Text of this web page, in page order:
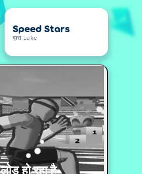
Speed Stars
द्वारा Luke
लोड हो रहा है